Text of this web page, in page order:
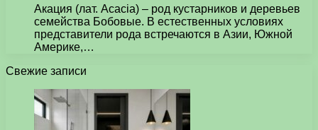
Акация (лат. Acacia) – род кустарников и деревьев
семейства Бобовые. В естественных условиях
представители рода встречаются в Азии, Южной
Америке,…
Свежие записи